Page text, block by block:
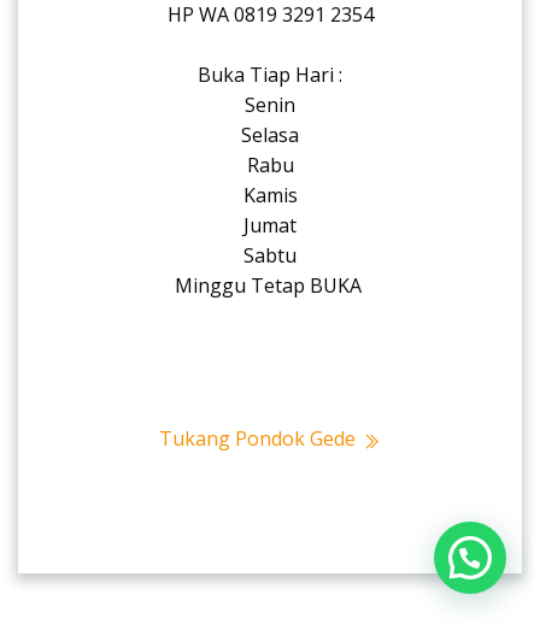
HP WA 0819 3291 2354
Buka Tiap Hari :
Senin
Selasa
Rabu
Kamis
Jumat
Sabtu
Minggu Tetap BUKA
Tukang Pondok Gede